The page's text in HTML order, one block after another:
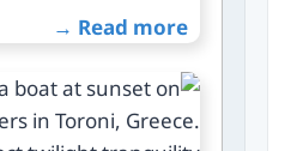
Read more →